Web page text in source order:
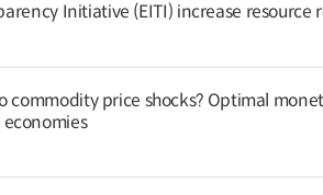
Initiative (EITI) increase resource
commodity price shocks? Optimal